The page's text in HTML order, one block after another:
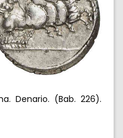
Denario. (Bab. 226).